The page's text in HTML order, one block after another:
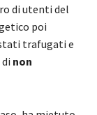
di utenti del
poi
trafugati e
non